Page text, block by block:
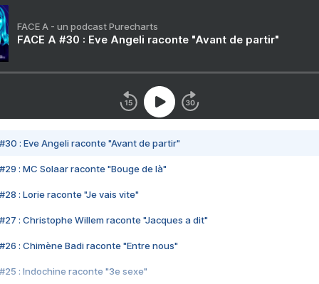
FACE A - un podcast Purecharts
FACE A #30 : Eve Angeli raconte "Avant de partir"
#30 : Eve Angeli raconte "Avant de partir"
#29 : MC Solaar raconte "Bouge de là"
#28 : Lorie raconte "Je vais vite"
#27 : Christophe Willem raconte "Jacques a dit"
#26 : Chimène Badi raconte "Entre nous"
#25 : Indochine raconte "3e sexe"